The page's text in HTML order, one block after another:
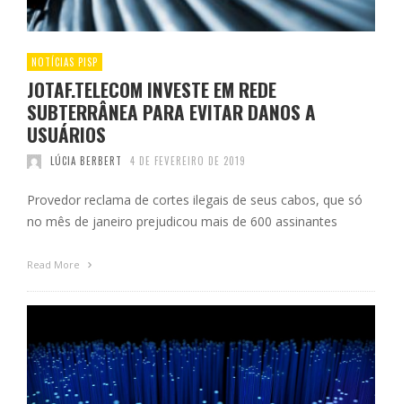
NOTÍCIAS PISP
JOTAF.TELECOM INVESTE EM REDE
SUBTERRÂNEA PARA EVITAR DANOS A
USUÁRIOS
LÚCIA BERBERT 4 DE FEVEREIRO DE 2019
Provedor reclama de cortes ilegais de seus cabos, que só
no mês de janeiro prejudicou mais de 600 assinantes
Read More